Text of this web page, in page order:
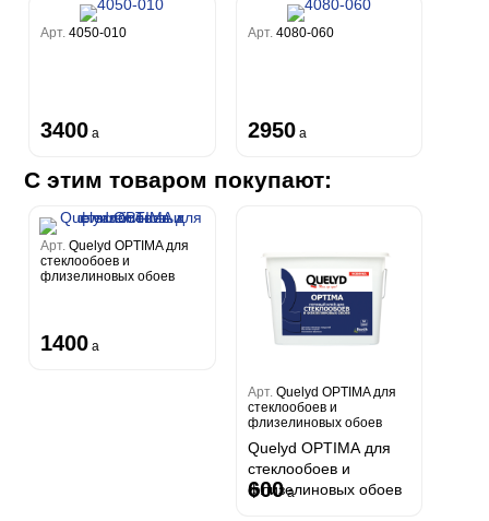
Арт.4050-010
3400 a
Арт. 4080-060
2950 a
С этим товаром покупают:
Арт.Quelyd OPTIMA для
стеклообоев и
флизелиновых обоев
1400 a
Арт. Quelyd OPTIMA для
стеклообоев и
флизелиновых обоев
Quelyd OPTIMA для
стеклообоев и
флизелиновых обоев
600 a